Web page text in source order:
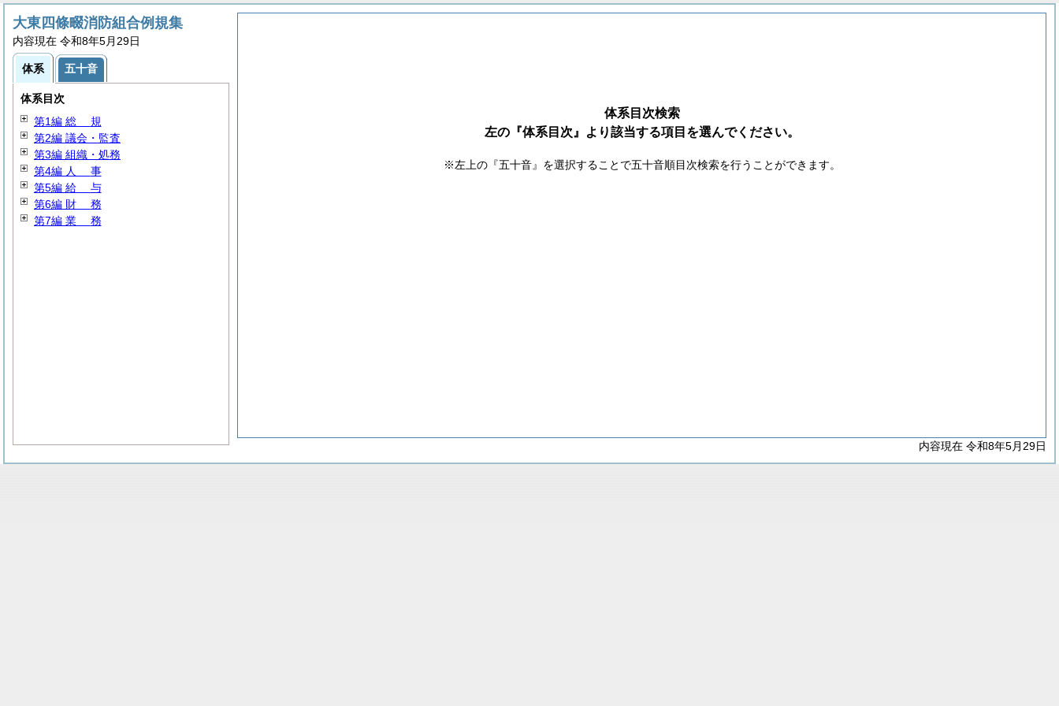
体系目次検索
左の『体系目次』より該当する項目を選んでください。
※左上の『五十音』を選択することで五十音順目次検索を行うことができます。
内容現在 令和8年5月29日
大東四條畷消防組合例規集
内容現在 令和8年5月29日
体系 五十音
体系目次
第1編 総 規
第2編 議会・監査
第3編 組織・処務
第4編 人 事
第5編 給 与
第6編 財 務
第7編 業 務